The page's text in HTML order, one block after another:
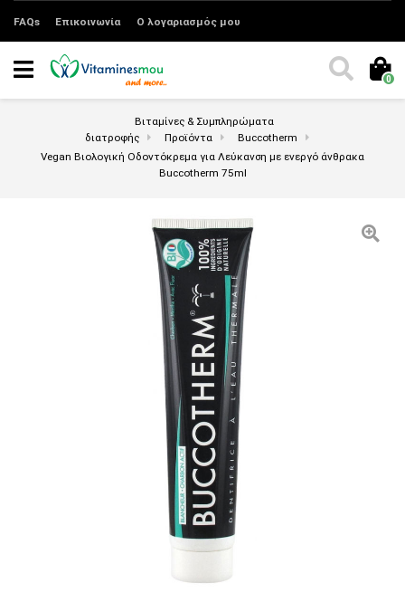
FAQs Επικοινωνία Ο λογαριασμός μου
0
Βιταμίνες & Συμπληρώματα
διατροφής
Προϊόντα
Buccotherm
Vegan Βιολογική Οδοντόκρεμα για Λεύκανση με ενεργό άνθρακα
Buccotherm 75ml